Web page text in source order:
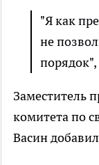
"Я как
не
Заместитель
комитета по
Васин